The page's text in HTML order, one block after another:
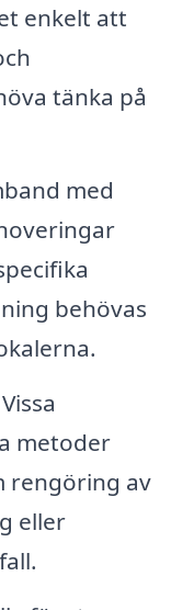
enkelt att
tänka på
med
behövas
Vissa
metoder
rengöring av
eller